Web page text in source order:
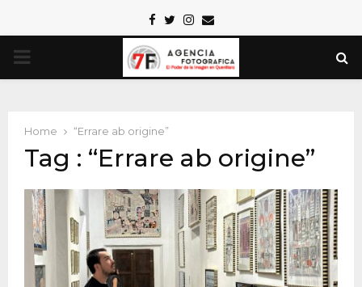
Facebook
TwitterInstagram
Email
PRIMARY
Home “Errare ab origine”
Tag : “Errare ab origine”